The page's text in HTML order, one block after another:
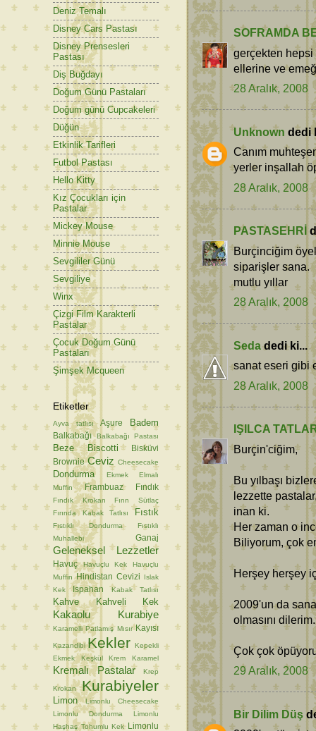
SOFRAMDA
gerçekten hepsi
ellerine ve
28 Aralık, 2008
Unknown dedi
Canım
yerler inşallah
28 Aralık, 2008
PASTASEHRİ
Burçinciğim
siparişler sana.
mutlu yıllar
28 Aralık, 2008
Sedadedi ki...
sanat eseri gibi
28 Aralık, 2008
IŞILCA
Burçin'ciğim,
Bu yılbaşı
lezzette
inan ki.
Her zaman o
Biliyorum, çok
Herşey herşey
2009'un da
olmasını dilerim.
Çok çok
29 Aralık, 2008
Bir Dilim Düş
Deniz Temalı
Disney Cars Pastası
Disney Prensesleri
Pastası
Diş Buğdayı
Doğum Günü Pastaları
Doğum günü Cupcakeleri
Düğün
Etkinlik Tarifleri
Futbol Pastası
Hello Kitty
Kız Çocukları için
Pastalar
Mickey Mouse
Minnie Mouse
Sevgililer Günü
Sevgiliye
Winx
Çizgi Film Karakterli
Pastalar
Çocuk Doğum Günü
Pastaları
Şimşek Mcqueen
Etiketler
Ayva tatlısı Aşure Badem
Balkabağı Balkabağı Pastası
Beze Biscotti
Bisküvi
Brownie Ceviz Cheesecake
Dondurma Ekmek
Elmalı
Muffin
Frambuaz Fındık
Fındık Krokan
Fırın Sütlaç
Fırında Kabak Tatlısı
Fıstık
Fıstıklı Dondurma
Fıstıklı
Muhallebi
Ganaj
Geleneksel Lezzetler
Havuç Havuçlu Kek
Havuçlu
Muffin Hindistan Cevizi
Islak
Kek
Ispahan Kabak Tatlısı
Kahve Kahveli Kek
Kakaolu Kurabiye
Karamelli Patlamış Mısır Kayısı
Kazandibi Kekler Kepekli
Ekmek
Keşkül Krem Karamel
Kremalı Pastalar Krep
Krokan Kurabiyeler
Limon
Limonlu Cheesecake
Limonlu Dondurma
Limonlu
Haşhaş Tohumlu Kek
Limonlu